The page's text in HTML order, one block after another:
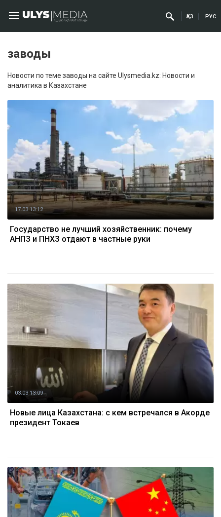
ҚАЗ РУС
заводы
Новости по теме заводы на сайте Ulysmedia.kz: Новости и
аналитика в Казахстане
17.03 13:12
Государство не лучший хозяйственник: почему
АНПЗ и ПНХЗ отдают в частные руки
03.03 13:09
Новые лица Казахстана: с кем встречался в Акорде
президент Токаев